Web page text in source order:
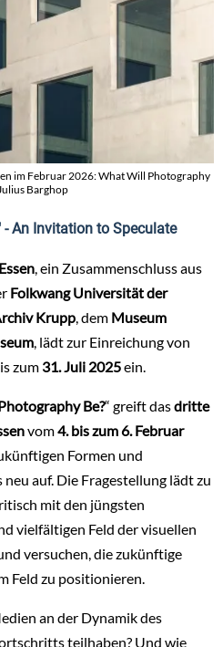
im Februar 2026: What Will Photography
Barghop
An Invitation to Speculate
, ein Zusammenschluss aus
Folkwang Universität der
Krupp , dem Museum
, lädt zur Einreichung von
zum 31. Juli 2025ein.
Be?“ greift dasdritte
vom4. bis zum 6. Februar
Formen und
auf. Die Fragestellung lädt zu
mit den jüngsten
vielfältigen Feld der visuellen
versuchen, die zukünftige
Feld zu positionieren.
an der Dynamik des
teilhaben? Und wie